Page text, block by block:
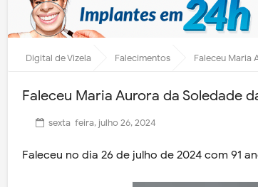
Digital de Vizela Falecimentos Faleceu Maria
Faleceu Maria Aurora da Soledade
sexta-feira, julho 26, 2024
Faleceu no dia 26 de julho de 2024 com 91